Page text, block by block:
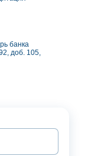
банка
доб. 105,